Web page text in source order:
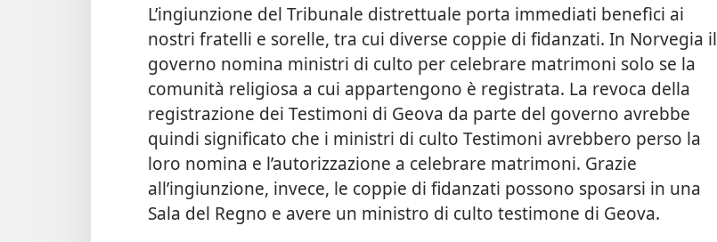
L’ingiunzione del Tribunale distrettuale porta immediati benefìci ai
nostri fratelli e sorelle, tra cui diverse coppie di fidanzati. In Norvegia il
governo nomina ministri di culto per celebrare matrimoni solo se la
comunità religiosa a cui appartengono è registrata. La revoca della
registrazione dei Testimoni di Geova da parte del governo avrebbe
quindi significato che i ministri di culto Testimoni avrebbero perso la
loro nomina e l’autorizzazione a celebrare matrimoni. Grazie
all’ingiunzione, invece, le coppie di fidanzati possono sposarsi in una
Sala del Regno e avere un ministro di culto testimone di Geova.